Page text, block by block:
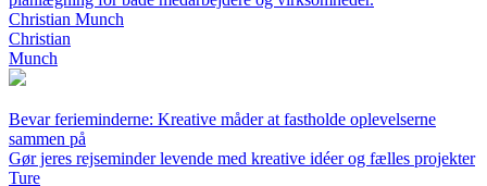
Christian Munch
Christian
Munch
Bevar ferieminderne: Kreative måder at fastholde oplevelserne
sammen på
Gør jeres rejseminder levende med kreative idéer og fælles projekter
Ture